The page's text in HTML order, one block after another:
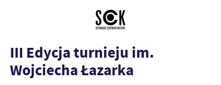
III Edycja turnieju im.
Wojciecha Łazarka